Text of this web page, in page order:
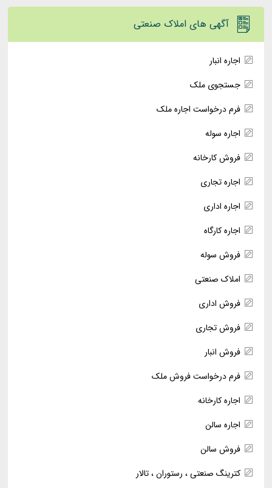
آگهی های املاک صنعتی
اجاره انبار
جستجوی ملک
فرم درخواست اجاره ملک
اجاره سوله
فروش کارخانه
اجاره تجاری
اجاره اداری
اجاره کارگاه
فروش سوله
املاک صنعتی
فروش اداری
فروش تجاری
فروش انبار
فرم درخواست فروش ملک
اجاره کارخانه
اجاره سالن
فروش سالن
کترینگ صنعتی ، رستوران ، تالار